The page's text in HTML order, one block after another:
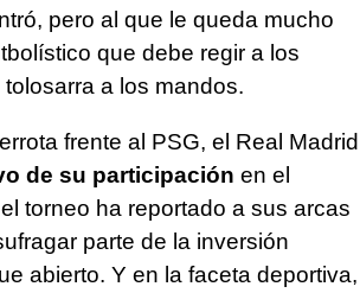
pero al que le queda mucho
que debe regir a los
a los mandos.
frente al PSG, el Real Madrid
de su participación en el
torneo ha reportado a sus arcas
parte de la inversión
abierto. Y en la faceta deportiva,